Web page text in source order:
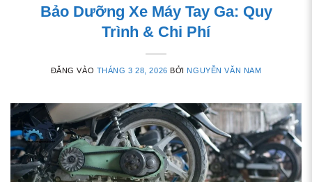
Bảo Dưỡng Xe Máy Tay Ga: Quy
Trình & Chi Phí
ĐĂNG VÀO THÁNG 3 28, 2026 BỞI NGUYỄN VĂN NAM